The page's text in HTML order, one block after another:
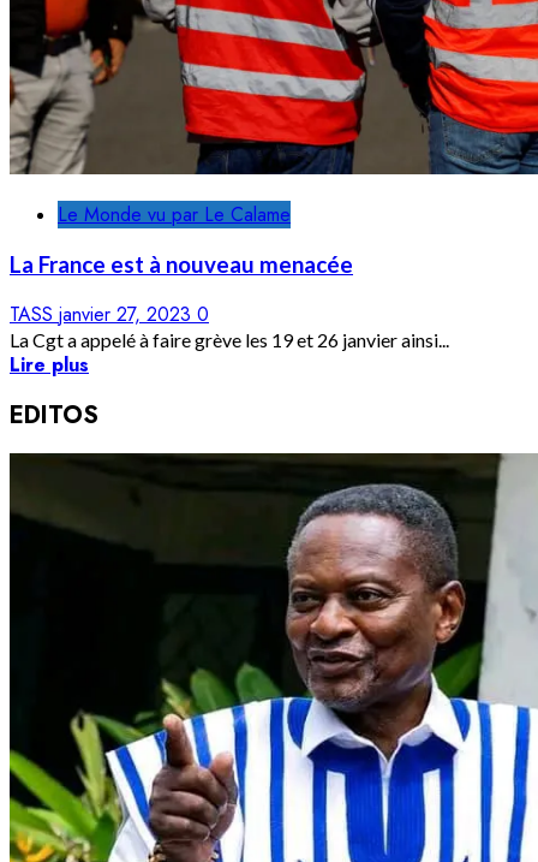
Le Monde vu par Le Calame
La France est à nouveau menacée
TASS janvier 27, 2023 0
La Cgt a appelé à faire grève les 19 et 26 janvier ainsi...
Lire plus
EDITOS